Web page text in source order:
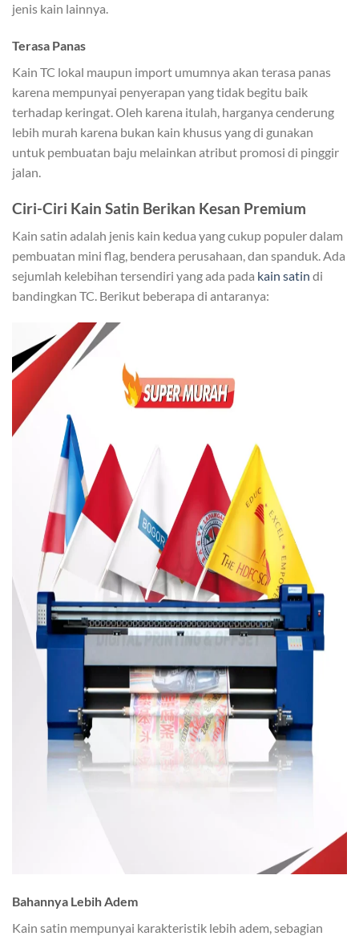
jenis kain lainnya.
Terasa Panas
Kain TC lokal maupun import umumnya akan terasa panas
karena mempunyai penyerapan yang tidak begitu baik
terhadap keringat. Oleh karena itulah, harganya cenderung
lebih murah karena bukan kain khusus yang di gunakan
untuk pembuatan baju melainkan atribut promosi di pinggir
jalan.
Ciri-Ciri Kain Satin Berikan Kesan Premium
Kain satin adalah jenis kain kedua yang cukup populer dalam
pembuatan mini flag, bendera perusahaan, dan spanduk. Ada
sejumlah kelebihan tersendiri yang ada pada kain satin di
bandingkan TC. Berikut beberapa di antaranya:
Bahannya Lebih Adem
Kain satin mempunyai karakteristik lebih adem, sebagian